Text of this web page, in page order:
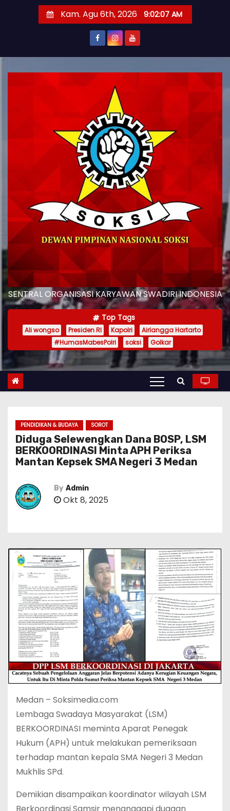
Kam. Agu 6th, 2026 9:02:08 AM
SENTRAL ORGANISASI KARYAWAN SWADIRI INDONESIA
Top Tags
Ali wongso Presiden RI Kapolri
Airlangga Hartarto
#HumasMabesPolri
soksi Golkar
PENDIDIKAN & BUDAYA SOROT
Diduga Selewengkan Dana BOSP, LSM
BERKOORDINASI Minta APH Periksa
Mantan Kepsek SMA Negeri 3 Medan
By Admin
Okt 8, 2025
Medan – Soksimedia.com
Lembaga Swadaya Masyarakat (LSM)
BERKOORDINASI meminta Aparat Penegak
Hukum (APH) untuk melakukan pemeriksaan
terhadap mantan kepala SMA Negeri 3 Medan
Mukhlis SPd.
Demikian disampaikan koordinator wilayah LSM
Berkoordinasi Samsir menanggapi dugaan